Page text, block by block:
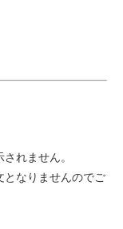
れません。
となりませんのでご